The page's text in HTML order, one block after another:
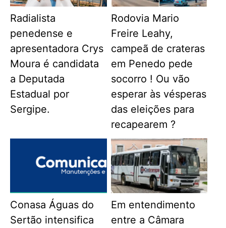
Radialista
penedense e
apresentadora Crys
Moura é candidata
a Deputada
Estadual por
Sergipe.
Rodovia Mario
Freire Leahy,
campeã de crateras
em Penedo pede
socorro ! Ou vão
esperar às vésperas
das eleições para
recapearem ?
Conasa Águas do
Sertão intensifica
Em entendimento
entre a Câmara